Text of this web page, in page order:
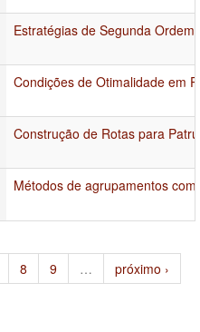
Estratégias de Segunda
Condições de Otimalidade em
Construção de Rotas para
Métodos de agrupamentos
8 9 …
próximo ›